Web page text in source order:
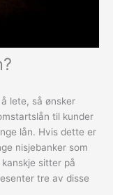
lete, så ønsker
til kunder
lån. Hvis dette er
nisjebanker som
sitter på
tre av disse